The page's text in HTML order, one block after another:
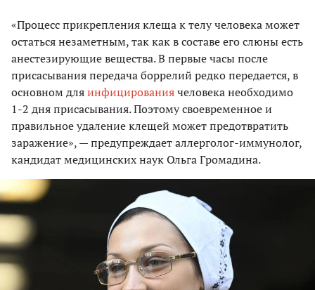
«Процесс прикрепления клеща к телу человека может
остаться незаметным, так как в составе его слюны есть
анестезирующие вещества. В первые часы после
присасывания передача боррелий редко передается, в
основном дляинфицированиячеловека необходимо
1-2 дня присасывания. Поэтому своевременное и
правильное удаление клещей может предотвратить
заражение», — предупреждает аллерголог-иммунолог,
кандидат медицинских наук Ольга Громадина.